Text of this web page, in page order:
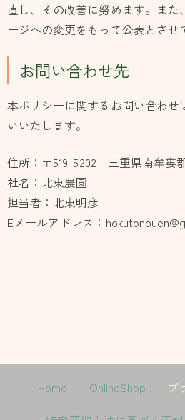
直し、その改善に努めます。また
ージへの変更をもって公表とさせ
お問い合わせ先
本ポリシーに関するお問い合わせ
いいたします。
住所：〒519-5202 三重県南牟婁
社名：北東農園
担当者：北東明彦
Eメールアドレス：
Home OnlineShop
プ